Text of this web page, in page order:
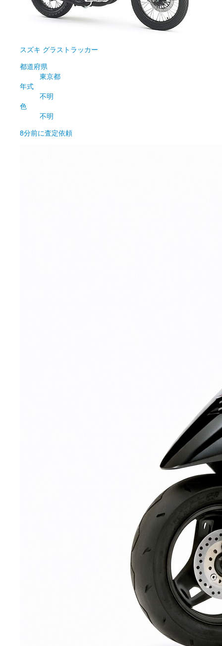
スズキ グラストラッカー
都道府県
東京都
年式
不明
色
不明
8分前に査定依頼